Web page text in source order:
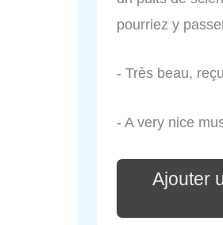
pourriez y
- Très beau,
- A very nice
Ajouter